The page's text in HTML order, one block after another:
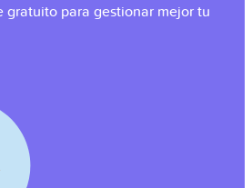
gratuito para gestionar mejor tu